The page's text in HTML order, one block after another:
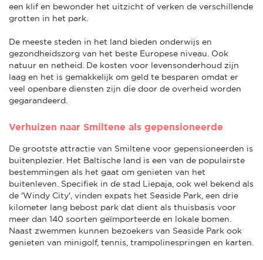
een klif en bewonder het uitzicht of verken de verschillende
grotten in het park.
De meeste steden in het land bieden onderwijs en
gezondheidszorg van het beste Europese niveau. Ook
natuur en netheid. De kosten voor levensonderhoud zijn
laag en het is gemakkelijk om geld te besparen omdat er
veel openbare diensten zijn die door de overheid worden
gegarandeerd.
Verhuizen naar Smiltene als gepensioneerde
De grootste attractie van Smiltene voor gepensioneerden is
buitenplezier. Het Baltische land is een van de populairste
bestemmingen als het gaat om genieten van het
buitenleven. Specifiek in de stad Liepaja, ook wel bekend als
de 'Windy City', vinden expats het Seaside Park, een drie
kilometer lang bebost park dat dient als thuisbasis voor
meer dan 140 soorten geïmporteerde en lokale bomen.
Naast zwemmen kunnen bezoekers van Seaside Park ook
genieten van minigolf, tennis, trampolinespringen en karten.